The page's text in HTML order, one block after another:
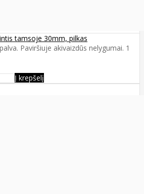
tamsoje 30mm, pilkas
Paviršiuje akivaizdūs nelygumai. 1
Į krepšelį